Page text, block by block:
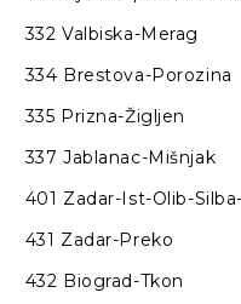
332 Valbiska-Merag
334 Brestova-Porozina
335 Prizna-Žigljen
337 Jablanac-Mišnjak
401 Zadar-Ist-Olib-
431 Zadar-Preko
432 Biograd-Tkon